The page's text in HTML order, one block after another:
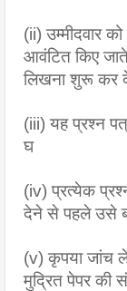
(ii) उम्मीदवार
आवंटित किए
लिखना शुरू कर
(iii) यह प्रश्न
घ
(iv) प्रत्येक
देने से पहले उसे
(v) कृपया जांच
मुद्रित पेपर की